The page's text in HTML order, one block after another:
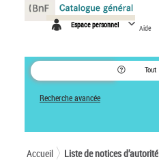
Espace personnel Aide
Tout
Recherche avancée
Accueil Liste de notices d’autorité
Panneau de gestion des cookies